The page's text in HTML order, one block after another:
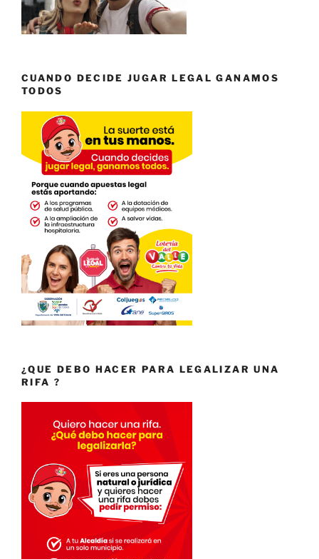
CUANDO DECIDE JUGAR LEGAL GANAMOS
TODOS
¿QUE DEBO HACER PARA LEGALIZAR UNA
RIFA ?